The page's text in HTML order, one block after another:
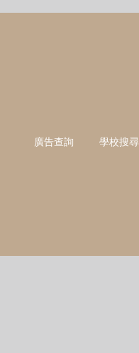
廣告查詢 學校搜尋